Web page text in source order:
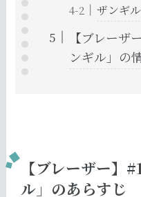
ザンギ
【ブレーザ
ンギル」の
【ブレーザー】
ル」のあらすじ